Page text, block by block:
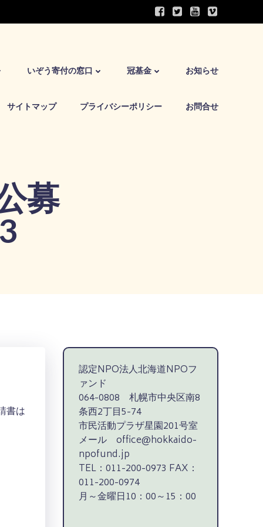
いぞう寄付の窓口 冠基金 お知らせ
サイトマップ プライバシーポリシー お問合せ
募
書は
認定NPO法人北海道NPOフ
ァンド
064-0808 札幌市中央区南8
条西2丁目5-74
市民活動プラザ星園201号室
メール office@hokkaido-
npofund.jp
TEL：011-200-0973 FAX：
011-200-0974
月～金曜日10：00～15：00